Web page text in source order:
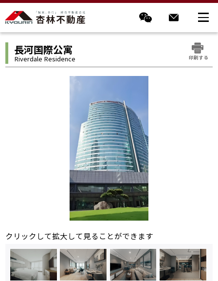
長河国際公寓
Riverdale Residence 印刷する
クリックして拡大して見ることができます